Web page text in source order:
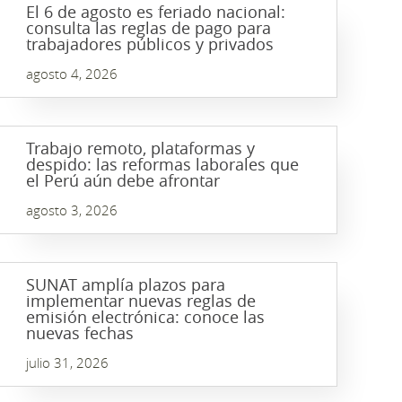
El 6 de agosto es feriado nacional:
consulta las reglas de pago para
trabajadores públicos y privados
agosto 4, 2026
Trabajo remoto, plataformas y
despido: las reformas laborales que
el Perú aún debe afrontar
agosto 3, 2026
SUNAT amplía plazos para
implementar nuevas reglas de
emisión electrónica: conoce las
nuevas fechas
julio 31, 2026